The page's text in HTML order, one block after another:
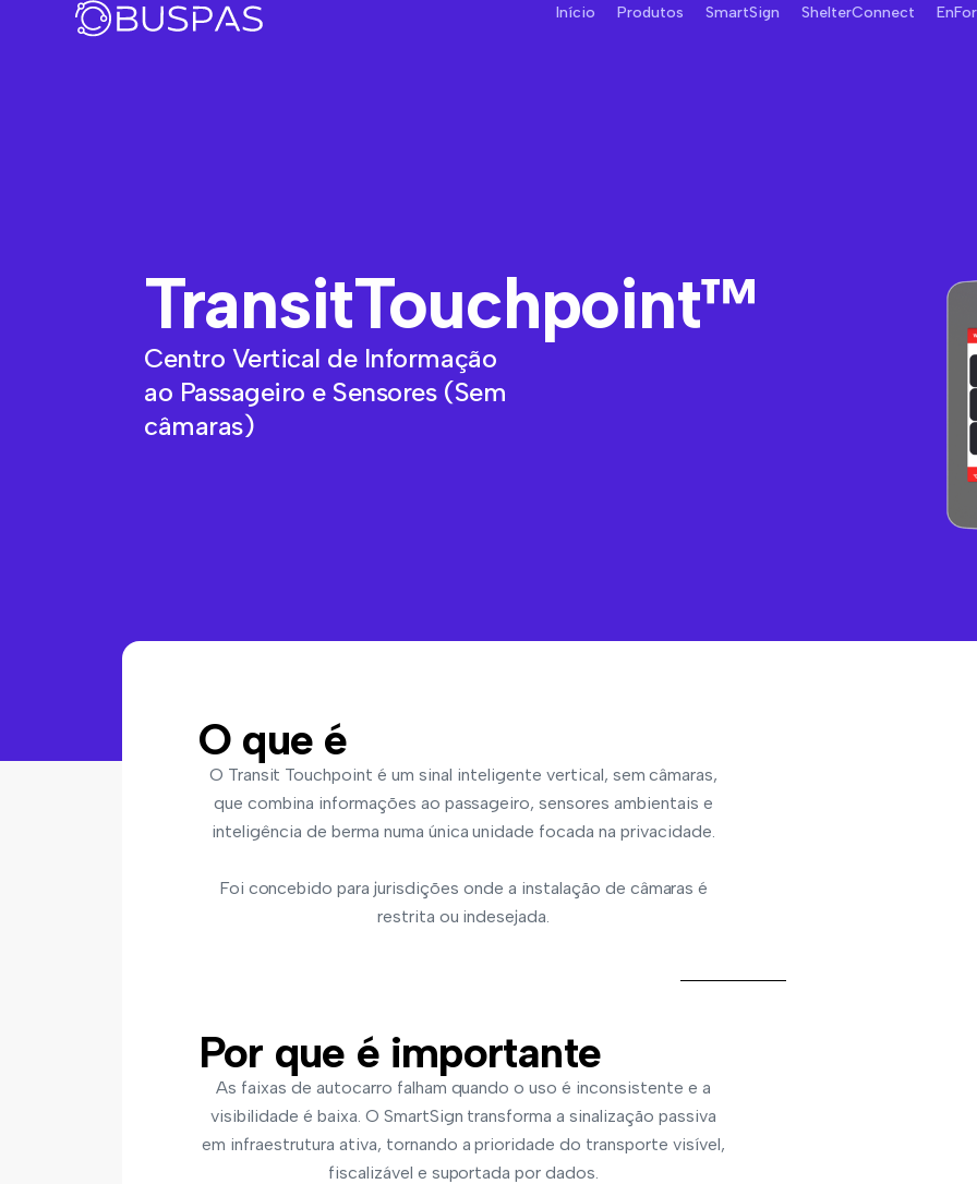
Início Produtos SmartSign ShelterConnect
TransitTouchpoint™
Centro Vertical de Informação
ao Passageiro e Sensores (Sem
câmaras)
O que é
O Transit Touchpoint é um sinal inteligente vertical, sem câmaras,
que combina informações ao passageiro, sensores ambientais e
inteligência de berma numa única unidade focada na privacidade.
Foi concebido para jurisdições onde a instalação de câmaras é
restrita ou indesejada.
Por que é importante
As faixas de autocarro falham quando o uso é inconsistente e a
visibilidade é baixa. O SmartSign transforma a sinalização passiva
em infraestrutura ativa, tornando a prioridade do transporte visível,
fiscalizável e suportada por dados.